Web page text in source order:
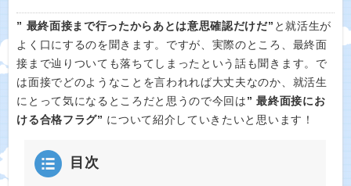
” 最終面接まで行ったからあとは意思確認だけだ” と就活生が
よく口にするのを聞きます。ですが、実際のところ、最終面
接まで辿りついても落ちてしまったという話も聞きます。で
は面接でどのようなことを言われれば大丈夫なのか、就活生
にとって気になるところだと思うので今回は ” 最終面接にお
ける合格フラグ” について紹介していきたいと思います！
目次